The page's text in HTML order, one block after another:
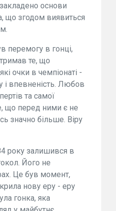
основи
що згодом виявиться
перемогу в гонці,
те, що
очки в чемпіонаті -
і впевненість. Любов
та самої
що перед ними є не
значно більше. Віру
року залишився в
Його не
Це був момент,
нову еру - еру
гонка, яка